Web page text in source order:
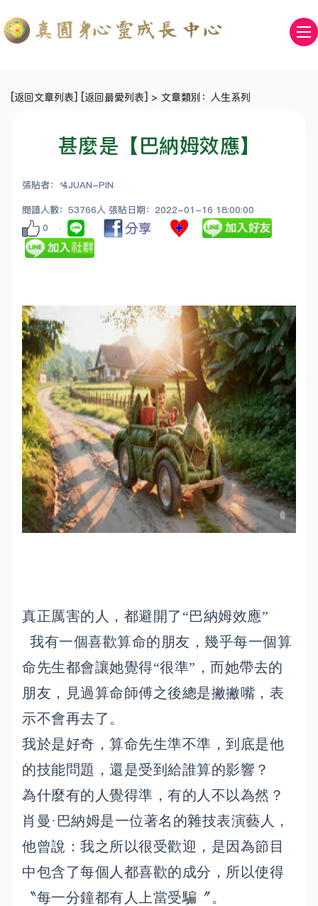
[返回文章列表] [返回最愛列表] > 文章類別：人生系列
甚麼是【巴納姆效應】
張貼者：🛂JUAN-PIN
閱讀人數：53766人 張貼日期：2022-01-16 18:00:00
0
真正厲害的人，都避開了“巴納姆效應”
我有一個喜歡算命的朋友，幾乎每一個算
命先生都會讓她覺得“很準”，而她帶去的
朋友，見過算命師傅之後總是撇撇嘴，表
示不會再去了。
我於是好奇，算命先生準不準，到底是他
的技能問題，還是受到給誰算的影響？
為什麼有的人覺得準，有的人不以為然？
肖曼·巴納姆是一位著名的雜技表演藝人，
他曾說：我之所以很受歡迎，是因為節目
中包含了每個人都喜歡的成分，所以使得
〝每一分鐘都有人上當受騙〞。